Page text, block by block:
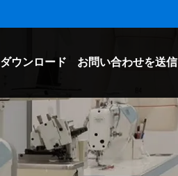
ダウンロード お問い合わせを送信